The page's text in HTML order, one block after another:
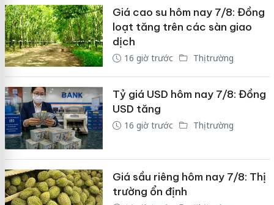
Giá cao su hôm nay 7/8: Đồng
loạt tăng trên các sàn giao
dịch
16 giờ trước Thị trường
Tỷ giá USD hôm nay 7/8: Đồng
USD tăng
16 giờ trước Thị trường
Giá sầu riêng hôm nay 7/8: Thị
trường ổn định